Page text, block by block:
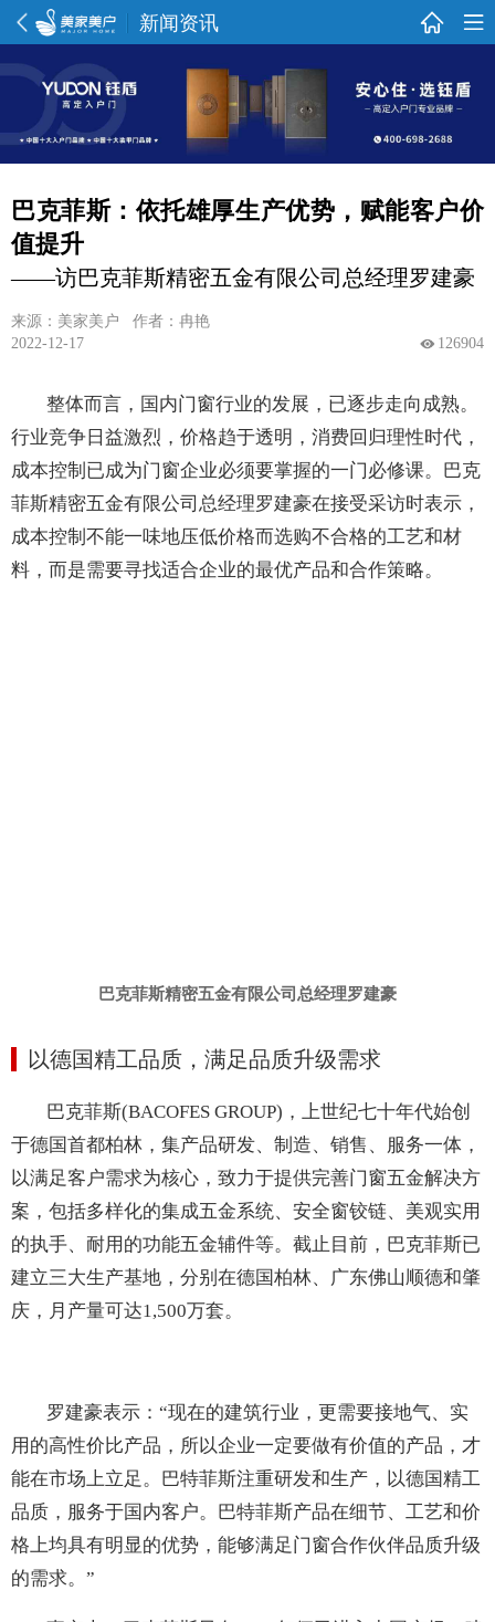
新闻资讯
巴克菲斯：依托雄厚生产优势，赋能客户价
值提升
——访巴克菲斯精密五金有限公司总经理罗建豪
来源：美家美户 作者：冉艳
2022-12-17
126904
整体而言，国内门窗行业的发展，已逐步走向成熟。
行业竞争日益激烈，价格趋于透明，消费回归理性时代，
成本控制已成为门窗企业必须要掌握的一门必修课。巴克
菲斯精密五金有限公司总经理罗建豪在接受采访时表示，
成本控制不能一味地压低价格而选购不合格的工艺和材
料，而是需要寻找适合企业的最优产品和合作策略。
巴克菲斯精密五金有限公司总经理罗建豪
以德国精工品质，满足品质升级需求
巴克菲斯(BACOFES GROUP)，上世纪七十年代始创
于德国首都柏林，集产品研发、制造、销售、服务一体，
以满足客户需求为核心，致力于提供完善门窗五金解决方
案， 包括多样化的集成五金系统、安全窗铰链、美观实用
的执手、耐用的功能五金辅件等。截止目前，巴克菲斯已
建立三大生产基地，分别在德国柏林、广东佛山顺德和肇
庆，月产量可达1,500万套。
罗建豪表示： “现在的建筑行业，更需要接地气、实
用的高性价比产品，所以企业一定要做有价值的产品，才
能在市场上立足。巴特菲斯注重研发和生产，以德国精工
品质，服务于国内客户。巴特菲斯产品在细节、工艺和价
格上均具有明显的优势，能够满足门窗合作伙伴品质升级
的需求。”